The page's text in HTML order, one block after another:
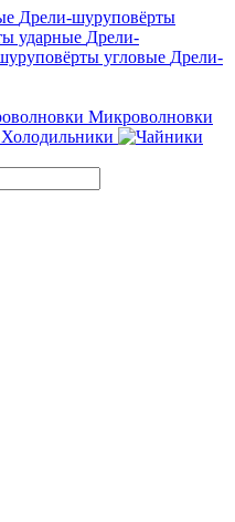
Дрели-шуруповёрты
Дрели-
Дрели-
Микроволновки
Холодильники